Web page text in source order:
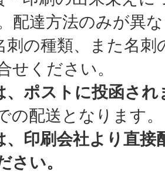
配達方法のみが異
刺の種類、また名
せください。
、ポストに投函さ
の配送となります。
、印刷会社より直
さい。